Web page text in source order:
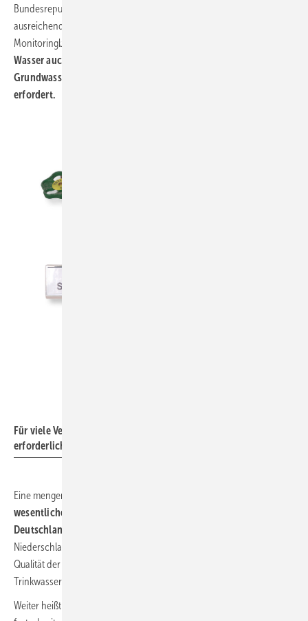
Bundesrepublik davon ausgegangen werden, dass Wasser jederzeit in
ausreichender Menge zur Verfügung steht. Doch der
Monitoringbericht weist darauf hin, dass inzwischen die
Wasser auch hierzulande aufgrund der rückläufigen
Grundwasserneubildungsrate eine erhöhte Aufmerksamkeit
erfordert.
Für viele Verwendungszwecke ist kein kostbares Trinkwasser
erforderlich.
Eine mengenmäßig ausreichende
wesentliche Voraussetzung für die Trinkwasserversorgung in
Deutschland.
Niederschlags- und Temperaturverhältnisse auch die Menge und
Qualität der Oberflächengewässer, die ebenfalls zur
Trinkwassergewinnung genutzt werden.
Weiter heißt es in dem Monitoringbericht, dass mit dem